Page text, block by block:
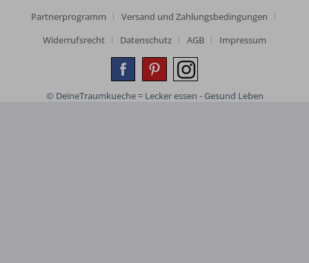
Partnerprogramm
Versand und Zahlungsbedingungen
Widerrufsrecht
Datenschutz AGB Impressum
© DeineTraumkueche = Lecker essen - Gesund Leben